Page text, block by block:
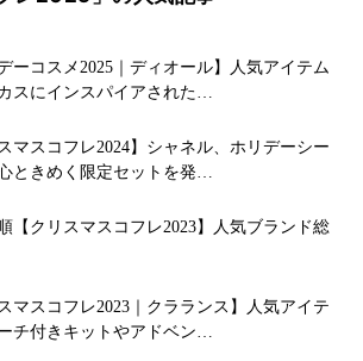
ーコスメ2025｜ディオール】人気アイテム
スにインスパイアされた…
マスコフレ2024】シャネル、ホリデーシー
ときめく限定セットを発…
【クリスマスコフレ2023】人気ブランド総
マスコフレ2023｜クラランス】人気アイテ
チ付きキットやアドベン…